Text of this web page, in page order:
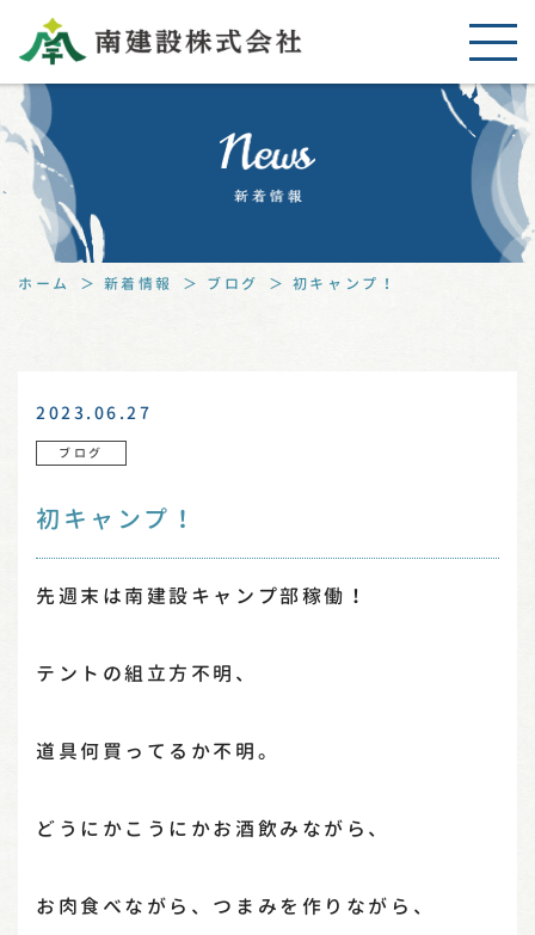
ホーム 新着情報 ブログ 初キャンプ！
2023.06.27
ブログ
初キャンプ！
先週末は南建設キャンプ部稼働！
テントの組立方不明、
道具何買ってるか不明。
どうにかこうにかお酒飲みながら、
お肉食べながら、つまみを作りながら、